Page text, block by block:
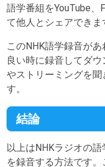
語学番組をYouTube
て他人とシェアできま
このNHK語学録音が
良い時に録音してダ
やストリーミングを
す。
結論
以上はNHKラジオの
を録音する方法です